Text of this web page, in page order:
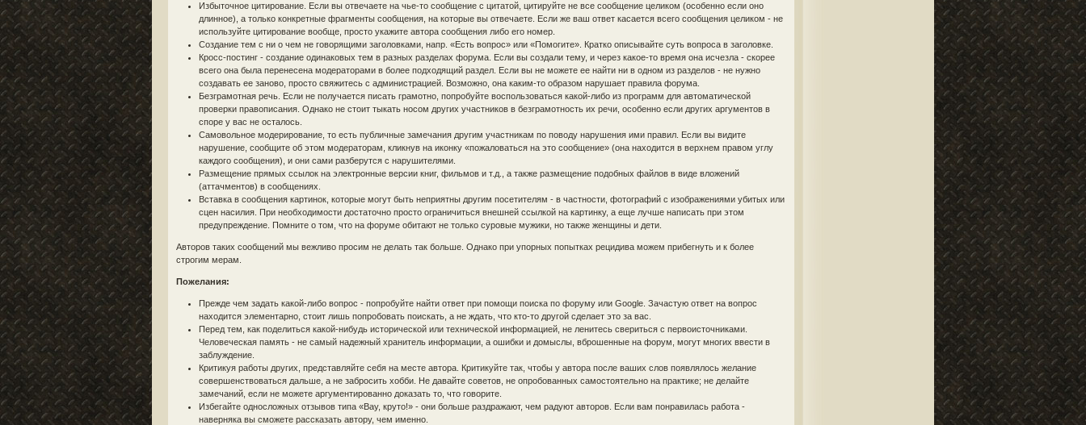
Избыточное цитирование. Если вы отвечаете на чье-то сообщение с цитатой, цитируйте не все сообщение целиком (особенно если оно
длинное), а только конкретные фрагменты сообщения, на которые вы отвечаете. Если же ваш ответ касается всего сообщения целиком - не
используйте цитирование вообще, просто укажите автора сообщения либо его номер.
Создание тем с ни о чем не говорящими заголовками, напр. «Есть вопрос» или «Помогите». Кратко описывайте суть вопроса в заголовке.
Кросс-постинг - создание одинаковых тем в разных разделах форума. Если вы создали тему, и через какое-то время она исчезла - скорее
всего она была перенесена модераторами в более подходящий раздел. Если вы не можете ее найти ни в одном из разделов - не нужно
создавать ее заново, просто свяжитесь с администрацией. Возможно, она каким-то образом нарушает правила форума.
Безграмотная речь. Если не получается писать грамотно, попробуйте воспользоваться какой-либо из программ для автоматической
проверки правописания. Однако не стоит тыкать носом других участников в безграмотность их речи, особенно если других аргументов в
споре у вас не осталось.
Самовольное модерирование, то есть публичные замечания другим участникам по поводу нарушения ими правил. Если вы видите
нарушение, сообщите об этом модераторам, кликнув на иконку «пожаловаться на это сообщение» (она находится в верхнем правом углу
каждого сообщения), и они сами разберутся с нарушителями.
Размещение прямых ссылок на электронные версии книг, фильмов и т.д., а также размещение подобных файлов в виде вложений
(аттачментов) в сообщениях.
Вставка в сообщения картинок, которые могут быть неприятны другим посетителям - в частности, фотографий с изображениями убитых или
сцен насилия. При необходимости достаточно просто ограничиться внешней ссылкой на картинку, а еще лучше написать при этом
предупреждение. Помните о том, что на форуме обитают не только суровые мужики, но также женщины и дети.
Авторов таких сообщений мы вежливо просим не делать так больше. Однако при упорных попытках рецидива можем прибегнуть и к более
строгим мерам.
Пожелания:
Прежде чем задать какой-либо вопрос - попробуйте найти ответ при помощи поиска по форуму или Google. Зачастую ответ на вопрос
находится элементарно, стоит лишь попробовать поискать, а не ждать, что кто-то другой сделает это за вас.
Перед тем, как поделиться какой-нибудь исторической или технической информацией, не ленитесь свериться с первоисточниками.
Человеческая память - не самый надежный хранитель информации, а ошибки и домыслы, вброшенные на форум, могут многих ввести в
заблуждение.
Критикуя работы других, представляйте себя на месте автора. Критикуйте так, чтобы у автора после ваших слов появлялось желание
совершенствоваться дальше, а не забросить хобби. Не давайте советов, не опробованных самостоятельно на практике; не делайте
замечаний, если не можете аргументированно доказать то, что говорите.
Избегайте односложных отзывов типа «Вау, круто!» - они больше раздражают, чем радуют авторов. Если вам понравилась работа -
наверняка вы сможете рассказать автору, чем именно.